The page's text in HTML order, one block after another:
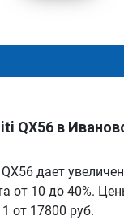
QX56 в
дает
от 10 до 40%.
от 17800 руб.